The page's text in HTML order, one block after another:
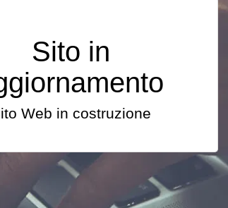
Sito in
Web in costruzione